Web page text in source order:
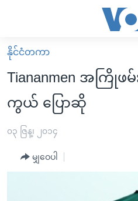
လွယ်ကူ
စေ
Link
များ
အကြောင်းအရာ
မူလစာမျက်နှာ
မြန်မာ
ကမ္ဘာ့သတင်းများ
နိုင်ငံတကာ
ဗွီဒီယို
ရပ်ဝန်းတခု လမ်းတခု အလွန်
နိုင်ငံတကာ
Tiananmen အကြို
ကွယ် ပြောဆို
၀၃ ဇြန္၊ ၂၀၁၄
မျှဝေပါ